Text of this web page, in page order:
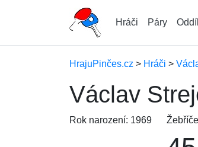
Hráči Páry
HrajuPinčes.cz > Hráči >
Václav
Rok narození: 1969